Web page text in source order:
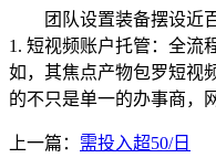
团队设置装备摆设近百
1. 短视频账户托管：全流
如，其焦点产物包罗短视
的不只是单一的办事商，
上一篇： 需投入超50/日